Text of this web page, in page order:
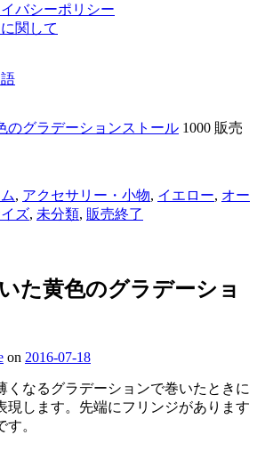
バシーポリシー
関して
のグラデーションストール 1000 販売
, アクセサリー・小物, イエロー, オー
ズ, 未分類, 販売終了
た黄色のグラデーショ
on 2016-07-18
くなるグラデーションで巻いたときに
現します。先端にフリンジがあります
。